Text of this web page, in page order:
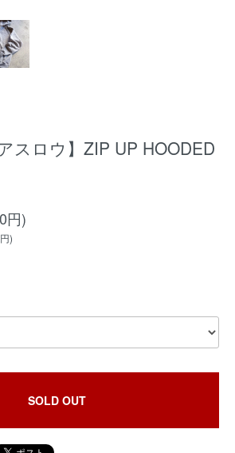
スロウ】ZIP UP HOODED
円)
)
SOLD OUT